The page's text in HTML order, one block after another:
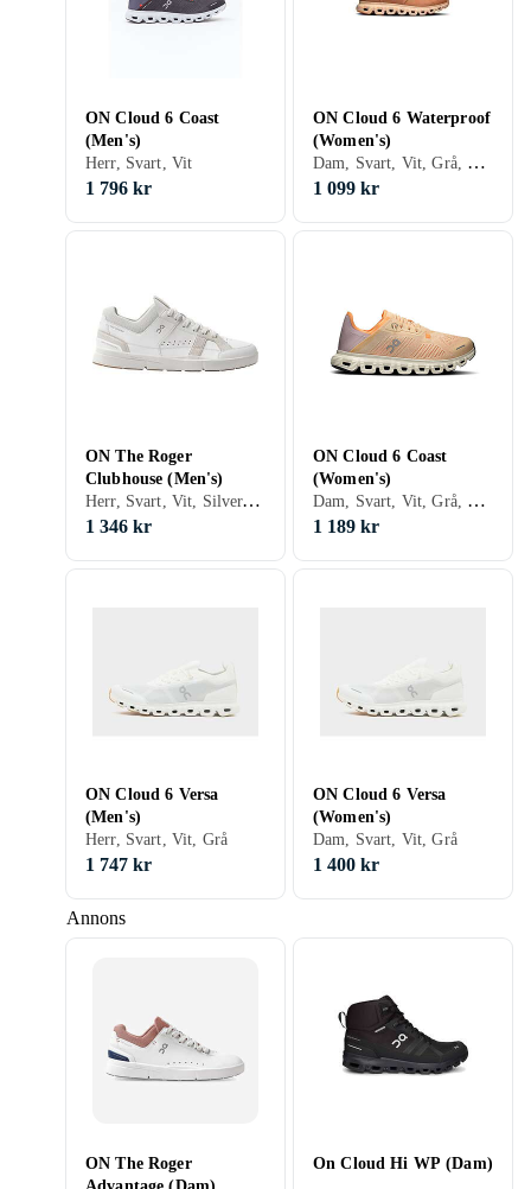
Annons
ON Cloud 6 Coast
(Men's)
Herr, Svart, Vit
1 796 kr
ON Cloud 6 Waterproof
(Women's)
Dam, Svart, Vit, Grå, Brun, Gul, Grön, Beige, Rosa, Lila, On Cloud
1 099 kr
ON The Roger
Clubhouse (Men's)
Herr, Svart, Vit, Silver, Beige
1 346 kr
ON Cloud 6 Coast
(Women's)
Dam, Svart, Vit, Grå, Blå, Röd, Orange, Beige, Rosa
1 189 kr
ON Cloud 6 Versa
(Men's)
Herr, Svart, Vit, Grå
1 747 kr
ON Cloud 6 Versa
(Women's)
Dam, Svart, Vit, Grå
1 400 kr
ON The Roger
On Cloud Hi WP (Dam)